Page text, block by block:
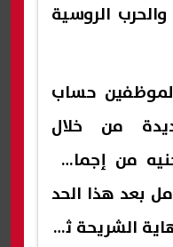
الروسية
لموظفين حساب
من خلال
45 ألف جنيه من إجمالي
بعد هذا الحد
نهاية الشريحة ثم